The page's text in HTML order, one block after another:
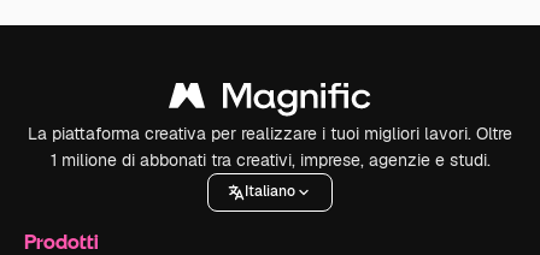
La piattaforma creativa per realizzare i tuoi migliori lavori. Oltre
1 milione di abbonati tra creativi, imprese, agenzie e studi.
Italiano
Prodotti